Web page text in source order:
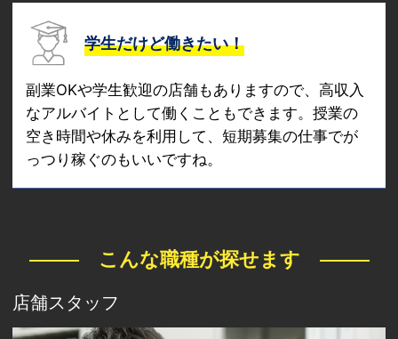
学生だけど働きたい！
副業OKや学生歓迎の店舗もありますので、高収入
なアルバイトとして働くこともできます。授業の
空き時間や休みを利用して、短期募集の仕事でが
っつり稼ぐのもいいですね。
こんな職種が探せます
店舗スタッフ